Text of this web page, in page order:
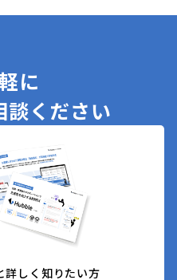
に
談ください
詳しく知りたい方